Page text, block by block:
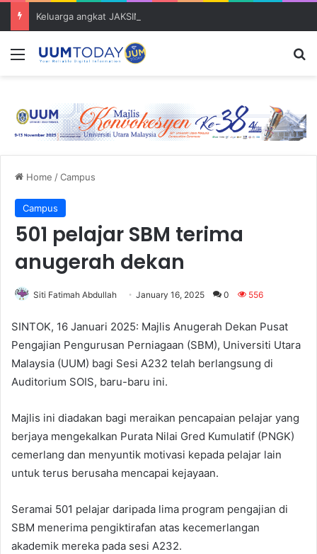
Menu
Home /Campus
Campus
501 pelajar SBM terima
anugerah dekan
Siti Fatimah Abdullah January 16, 2025 0 556
SINTOK, 16 Januari 2025: Majlis Anugerah Dekan Pusat
Pengajian Pengurusan Perniagaan (SBM), Universiti Utara
Malaysia (UUM) bagi Sesi A232 telah berlangsung di
Auditorium SOIS, baru-baru ini.
Majlis ini diadakan bagi meraikan pencapaian pelajar yang
berjaya mengekalkan Purata Nilai Gred Kumulatif (PNGK)
cemerlang dan menyuntik motivasi kepada pelajar lain
untuk terus berusaha mencapai kejayaan.
Seramai 501 pelajar daripada lima program pengajian di
SBM menerima pengiktirafan atas kecemerlangan
akademik mereka pada sesi A232.